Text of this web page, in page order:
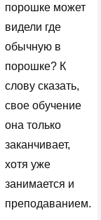
порошке может
видели где
обычную в
порошке? К
слову сказать,
свое обучение
она только
заканчивает,
хотя уже
занимается и
преподаванием.